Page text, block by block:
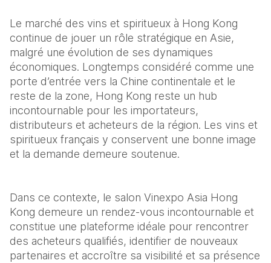
Le marché des vins et spiritueux à Hong Kong
continue de jouer un rôle stratégique en Asie,
malgré une évolution de ses dynamiques
économiques. Longtemps considéré comme une
porte d’entrée vers la Chine continentale et le
reste de la zone, Hong Kong reste un hub
incontournable pour les importateurs,
distributeurs et acheteurs de la région. Les vins et
spiritueux français y conservent une bonne image
et la demande demeure soutenue.
Dans ce contexte, le salon Vinexpo Asia Hong
Kong demeure un rendez-vous incontournable et
constitue une plateforme idéale pour rencontrer
des acheteurs qualifiés, identifier de nouveaux
partenaires et accroître sa visibilité et sa présence